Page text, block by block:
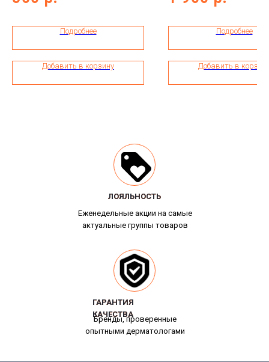
мл
Подробнее
Добавить в корзину
Подробнее
Добавить в
Еженедельные акции на самые
актуальные группы товаров
ЛОЯЛЬНОСТЬ
ЛОЯЛЬНОСТЬ
Бренды, проверенные
опытными дерматологами
ГАРАНТИЯ
КАЧЕСТВА
ГАРАНТИЯ
КАЧЕСТВА